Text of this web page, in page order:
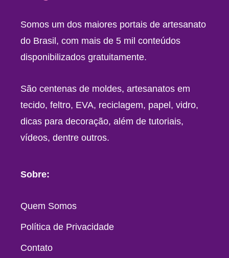
Somos um dos maiores portais de artesanato
do Brasil, com mais de 5 mil conteúdos
disponibilizados gratuitamente.
São centenas de moldes, artesanatos em
tecido, feltro, EVA, reciclagem, papel, vidro,
dicas para decoração, além de tutoriais,
vídeos, dentre outros.
Sobre:
Quem Somos
Política de Privacidade
Contato